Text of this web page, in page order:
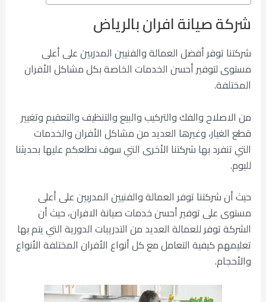
شركة صيانة افران بالرياض
شركتنا توفر أفضل العمالة والفنيين المدربين على أعلى
مستوى لتوفير أحسن الخدمات الخاصة بكل مشاكل الأفران
المختلفة.
من الاصلاح والفك والتركيب والبيع والتنظيف والتعقيم وتغيير
قطع الغيار، وغيرها العديد من مشاكل الأفران والخدمات
التي تنفرد بها شركتنا الأخرى التي سوف نطلعكم عليها بحديثنا
لليوم.
حيث أن شركتنا توفر العمالة والفنيين المدربين على أعلى
مستوى على توفير أحسن خدمات صيانة الافران، حيث أن
الشركة توفر للعمالة العديد من التدريبات الدورية التي يتم بها
تعليمهم كيفية التعامل مع كل أنواع الأفران المختلفة الأنواع
والأحجام.